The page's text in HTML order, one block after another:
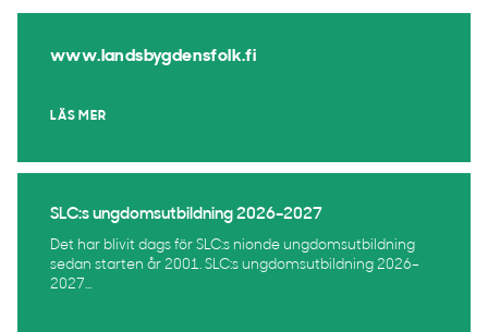
www.landsbygdensfolk.fi
LÄS MER
SLC:s ungdomsutbildning 2026–2027
Det har blivit dags för SLC:s nionde ungdomsutbildning
sedan starten år 2001. SLC:s ungdomsutbildning 2026–
2027...